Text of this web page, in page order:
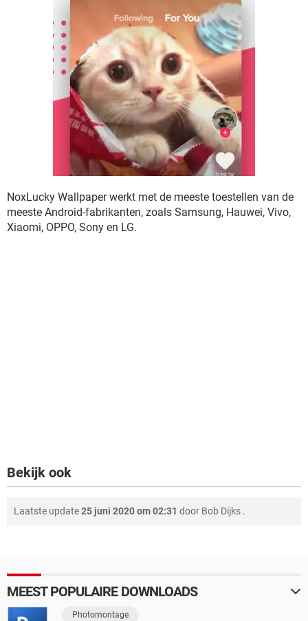
NoxLucky Wallpaper werkt met de meeste toestellen van de
meeste Android-fabrikanten, zoals Samsung, Hauwei, Vivo,
Xiaomi, OPPO, Sony en LG.
Bekijk ook
Laatste update25 juni 2020 om 02:31 door Bob Dijks .
MEEST POPULAIRE DOWNLOADS
Photomontage